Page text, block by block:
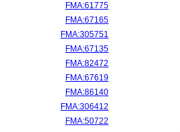
FMA:61775
FMA:67165
FMA:305751
FMA:67135
FMA:82472
FMA:67619
FMA:86140
FMA:306412
FMA:50722